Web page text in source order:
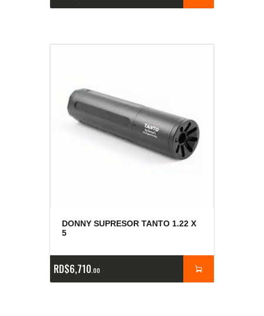
DONNY SUPRESOR TANTO 1.22 X
5
RD$6,710 00